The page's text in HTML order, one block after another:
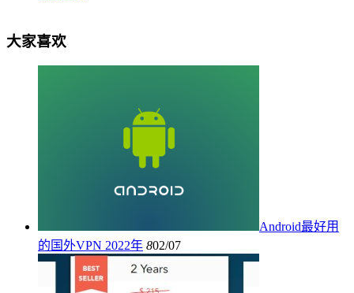
大家喜欢
Android最好用
的国外VPN 2022年 802/07